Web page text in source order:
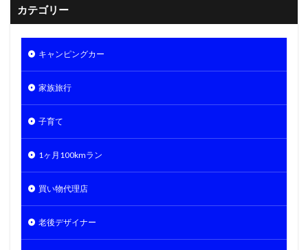
カテゴリー
キャンピングカー
家族旅行
子育て
1ヶ月100kmラン
買い物代理店
老後デザイナー